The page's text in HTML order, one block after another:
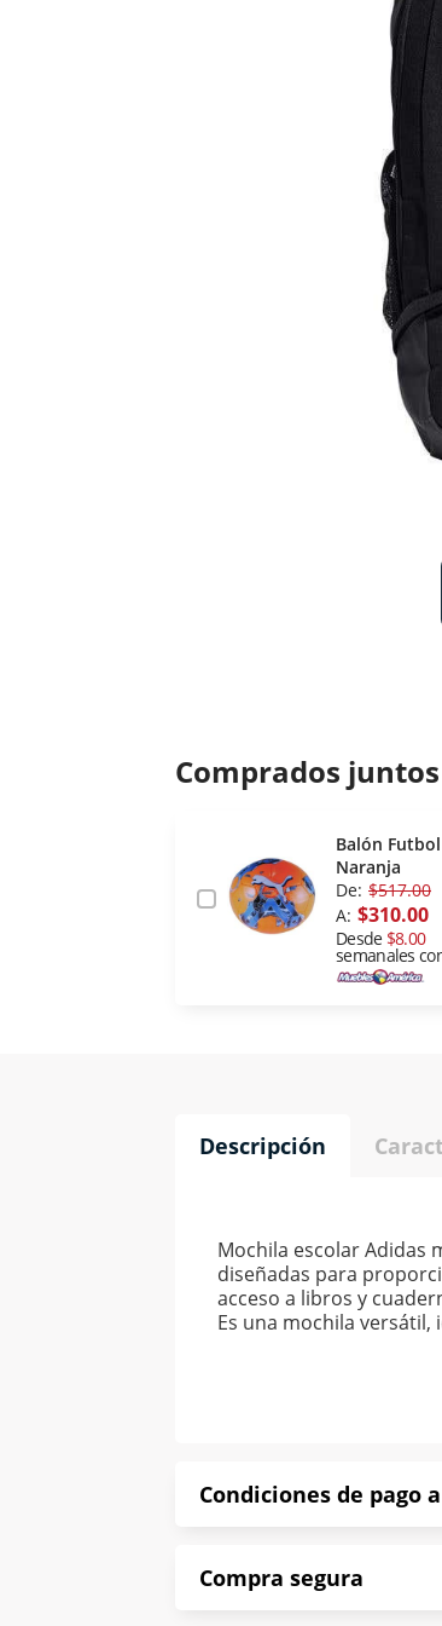
Comprados
Balón
Naranja
De: $517.00
A: $310.00
Desde $8.00
semanales
Descripción
Mochila escolar Adidas
diseñadas para
acceso a libros y
Es una mochila
Condiciones de pago
Compra segura